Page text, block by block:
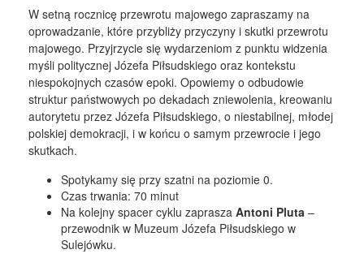
W setną rocznicę przewrotu majowego zapraszamy na
oprowadzanie, które przybliży przyczyny i skutki przewrotu
majowego. Przyjrzycie się wydarzeniom z punktu widzenia
myśli politycznej Józefa Piłsudskiego oraz kontekstu
niespokojnych czasów epoki. Opowiemy o odbudowie
struktur państwowych po dekadach zniewolenia, kreowaniu
autorytetu przez Józefa Piłsudskiego, o niestabilnej, młodej
polskiej demokracji, i w końcu o samym przewrocie i jego
skutkach.
Spotykamy się przy szatni na poziomie 0.
Czas trwania: 70 minut
Na kolejny spacer cyklu zaprasza Antoni Pluta –
przewodnik w Muzeum Józefa Piłsudskiego w
Sulejówku.